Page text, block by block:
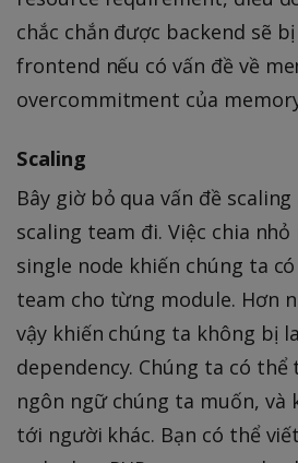
chắc chắn được backend sẽ
frontend nếu có vấn đề về
overcommitment của
Scaling
Bây giờ bỏ qua vấn đề
scaling team đi. Việc chia
single node khiến chúng ta
team cho từng module. Hơn
vậy khiến chúng ta không bị
dependency. Chúng ta có
ngôn ngữ chúng ta muốn, và
tới người khác. Bạn có thể